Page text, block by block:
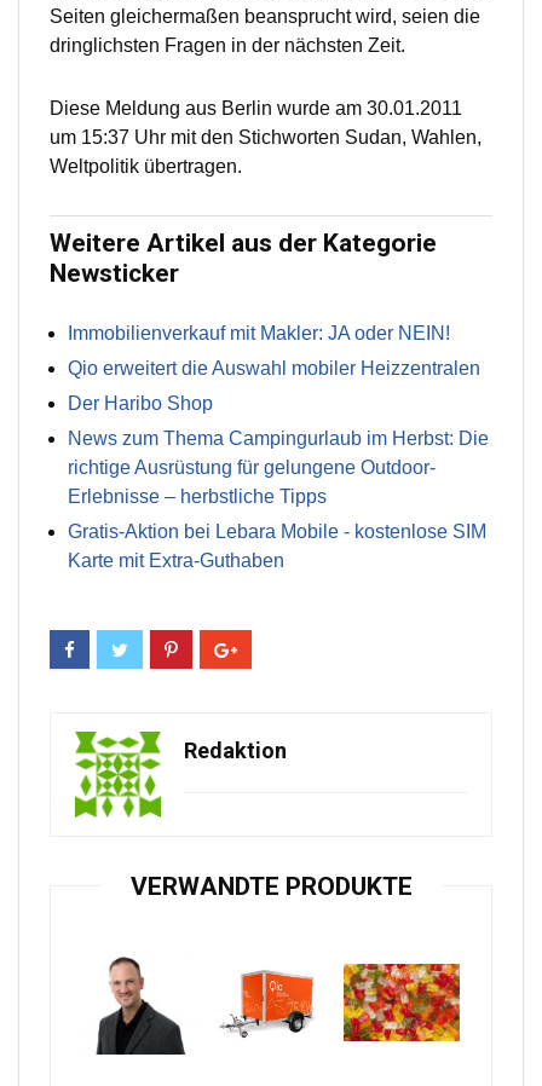
Seiten gleichermaßen beansprucht wird, seien die
dringlichsten Fragen in der nächsten Zeit.
Diese Meldung aus Berlin wurde am 30.01.2011
um 15:37 Uhr mit den Stichworten Sudan, Wahlen,
Weltpolitik übertragen.
Weitere Artikel aus der Kategorie
Newsticker
Immobilienverkauf mit Makler: JA oder NEIN!
Qio erweitert die Auswahl mobiler Heizzentralen
Der Haribo Shop
News zum Thema Campingurlaub im Herbst: Die
richtige Ausrüstung für gelungene Outdoor-
Erlebnisse – herbstliche Tipps
Gratis-Aktion bei Lebara Mobile - kostenlose SIM
Karte mit Extra-Guthaben
Redaktion
VERWANDTE PRODUKTE